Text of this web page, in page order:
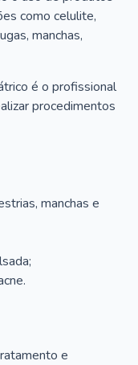
como celulite,
manchas,
é o profissional
procedimentos
manchas e
e